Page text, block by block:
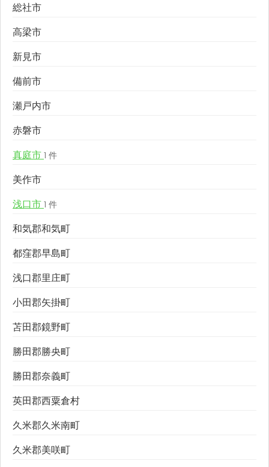
総社市
高梁市
新見市
備前市
瀬戸内市
赤磐市
真庭市 1 件
美作市
浅口市 1 件
和気郡和気町
都窪郡早島町
浅口郡里庄町
小田郡矢掛町
苫田郡鏡野町
勝田郡勝央町
勝田郡奈義町
英田郡西粟倉村
久米郡久米南町
久米郡美咲町